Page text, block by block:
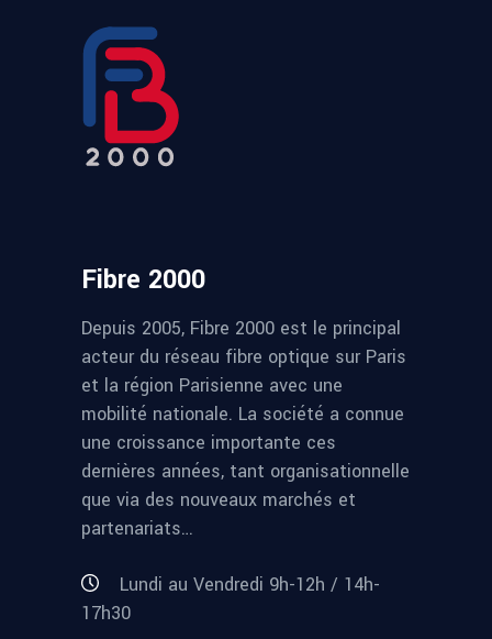
Fibre 2000
Depuis 2005, Fibre 2000 est le principal
acteur du réseau fibre optique sur Paris
et la région Parisienne avec une
mobilité nationale. La société a connue
une croissance importante ces
dernières années, tant organisationnelle
que via des nouveaux marchés et
partenariats…
Lundi au Vendredi 9h-12h / 14h-
17h30